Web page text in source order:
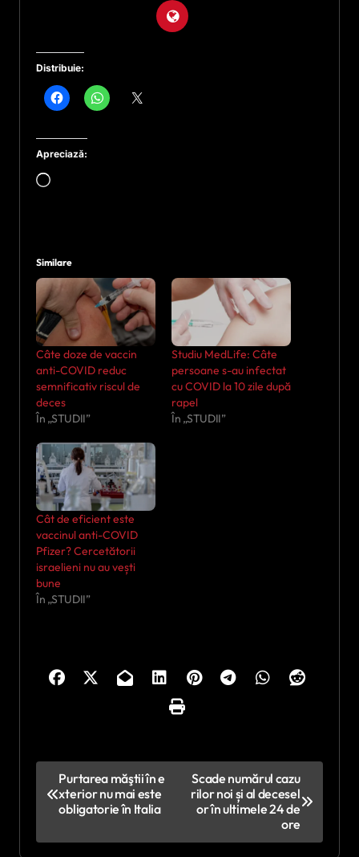
Distribuie:
Apreciază:
Încarc...
Similare
Câte doze de vaccin
anti-COVID reduc
semnificativ riscul de
deces
În „STUDII”
Studiu MedLife: Câte
persoane s-au infectat
cu COVID la 10 zile după
rapel
În „STUDII”
Cât de eficient este
vaccinul anti-COVID
Pfizer? Cercetătorii
israelieni nu au vești
bune
În „STUDII”
Purtarea măştii în e
xterior nu mai este
obligatorie în Italia
Scade numărul cazu
rilor noi și al decesel
or în ultimele 24 de
ore